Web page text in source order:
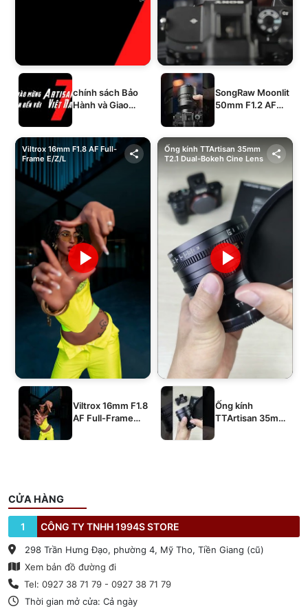
chính sách Bảo
Hành và Giao
SongRaw Moonlit
50mm F1.2 AF
Viltrox 16mm F1.8 AF Full-
Frame E/Z/L
Viltrox 16mm F1.8
AF Full-Frame
Ống kính TTArtisan 35mm
T2.1 Dual-Bokeh Cine Lens
Ống kính
TTArtisan 35mm
CỬA HÀNG
1 CÔNG TY TNHH 1994S STORE
298 Trần Hưng Đạo, phường 4, Mỹ Tho, Tiền Giang (cũ)
Xem bản đồ đường đi
Tel: 0927 38 71 79 - 0927 38 71 79
Thời gian mở cửa: Cả ngày